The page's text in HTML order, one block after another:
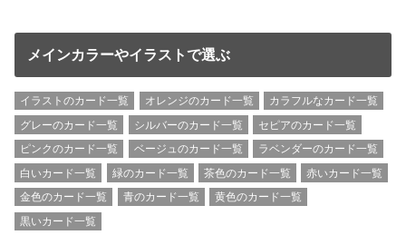
メインカラーやイラストで選ぶ
イラストのカード一覧 オレンジのカード一覧
カラフルなカード一覧
グレーのカード一覧
シルバーのカード一覧
セピアのカード一覧
ピンクのカード一覧
ベージュのカード一覧
ラベンダーのカード一覧
白いカード一覧
緑のカード一覧 茶色のカード一覧
赤いカード一覧
金色のカード一覧
青のカード一覧
黄色のカード一覧
黒いカード一覧